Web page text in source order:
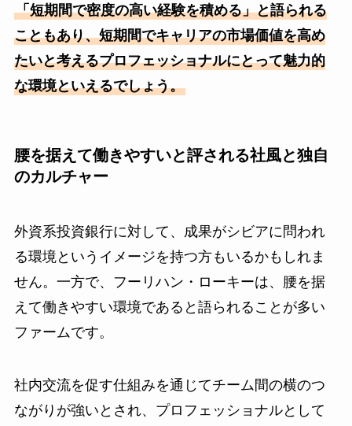
「短期間で密度の高い経験を積める」と語られる
こともあり、短期間でキャリアの市場価値を高め
たいと考えるプロフェッショナルにとって魅力的
な環境といえるでしょう。
腰を据えて働きやすいと評される社風と独自
のカルチャー
外資系投資銀行に対して、成果がシビアに問われ
る環境というイメージを持つ方もいるかもしれま
せん。一方で、フーリハン・ローキーは、腰を据
えて働きやすい環境であると語られることが多い
ファームです。
社内交流を促す仕組みを通じてチーム間の横のつ
ながりが強いとされ、プロフェッショナルとして